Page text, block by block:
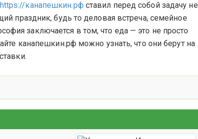
https://канапешкин.рф ставил перед собой задачу не
праздник, будь то деловая встреча, семейное
заключается в том, что еда — это не просто
канапешкин.рф можно узнать, что они берут на